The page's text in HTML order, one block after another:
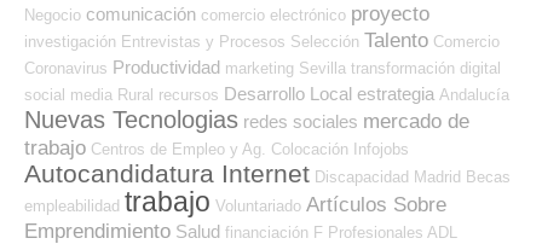
Negocio comunicación comercio electrónico proyecto
investigación Entrevistas y Procesos Selección Talento Comercio
Coronavirus Productividad marketing Sevilla transformación digital
social media Rural recursos Desarrollo Local estrategia Andalucía
Nuevas Tecnologias redes sociales mercado de
trabajo Centros de Empleo y Ag. Colocación Infojobs
Autocandidatura Internet Discapacidad Madrid Becas
empleabilidad trabajo Voluntariado Artículos Sobre
Emprendimiento Salud financiación F Profesionales ADL